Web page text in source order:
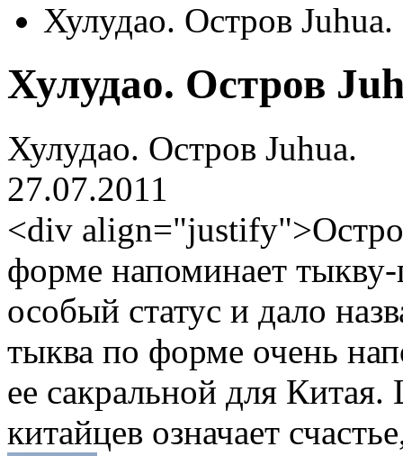
Хулудао. Остров Juhua.
Хулудао. Остров
Хулудао. Остров Juhua.
27.07.2011
<div
форме напоминает
особый статус и дало
тыква по форме очень
ее сакральной для
китайцев означает